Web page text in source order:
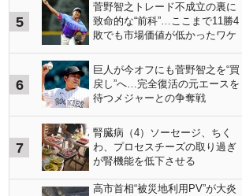
5
菅野智之トレード不成立の裏に
致命的な“前科”…ここまで11勝4
敗でも市場価値が低かったワケ
6
巨人が今オフにも菅野智之を“買
戻し”へ…完全復活の元エースを
待つメジャーとの争奪戦
7
腎臓病（4）ソーセージ、ちく
わ、プロセスチーズの取り過ぎ
が腎機能を低下させる
高市首相“被災地利用PV”が大炎